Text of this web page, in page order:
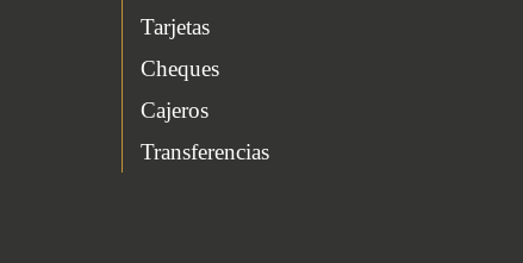
Tarjetas
Cheques
Cajeros
Transferencias